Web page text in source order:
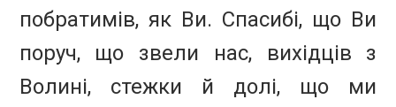
побратимів, як Ви. Спасибі, що Ви
поруч, що звели нас, вихідців з
Волині, стежки й долі, що ми